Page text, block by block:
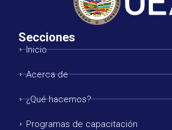
Secciones
Inicio
Acerca de
¿Qué hacemos?
Programas de capacitación